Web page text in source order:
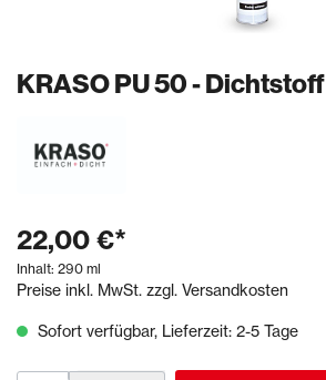
KRASO PU 50 - Dichtstoff
22,00 €*
Inhalt: 290 ml
Preise inkl. MwSt. zzgl. Versandkosten
Sofort verfügbar, Lieferzeit: 2-5 Tage